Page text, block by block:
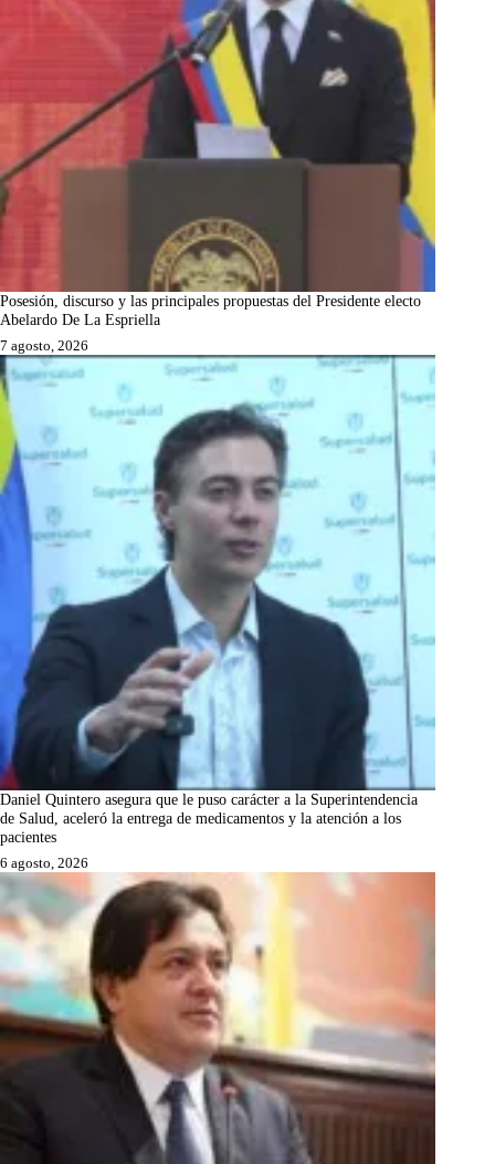
Posesión, discurso y las principales propuestas del Presidente electo
Abelardo De La Espriella
7 agosto, 2026
Daniel Quintero asegura que le puso carácter a la Superintendencia
de Salud, aceleró la entrega de medicamentos y la atención a los
pacientes
6 agosto, 2026